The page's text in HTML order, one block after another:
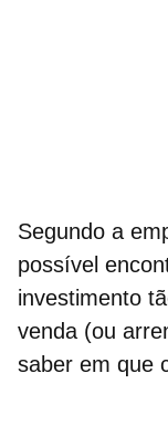
Segundo a
possível
investimento
venda (ou
saber em que